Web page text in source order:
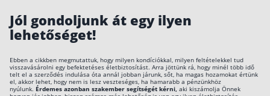
Betegbiztosítás
Egészségpénztár – Spórolj évi akár 150 ezer
Egészségbiztosítás kalkulátor
Befektetés
Jól gondoljunk át egy ilyen
lehetőséget!
Ebben a cikkben megmutattuk, hogy milyen kondíciókkal, milyen feltételekkel tud
visszavásárolni egy befektetéses életbiztosítást. Arra jöttünk rá, hogy minél több idő
telt el a szerződés indulása óta annál jobban járunk, sőt, ha magas hozamokat értünk
el, akkor lehet, hogy nem is lesz veszteséges, ha hamarabb a pénzünkhöz
nyúlunk. Érdemes azonban szakember segítségét kérni, aki kiszámolja Önnek